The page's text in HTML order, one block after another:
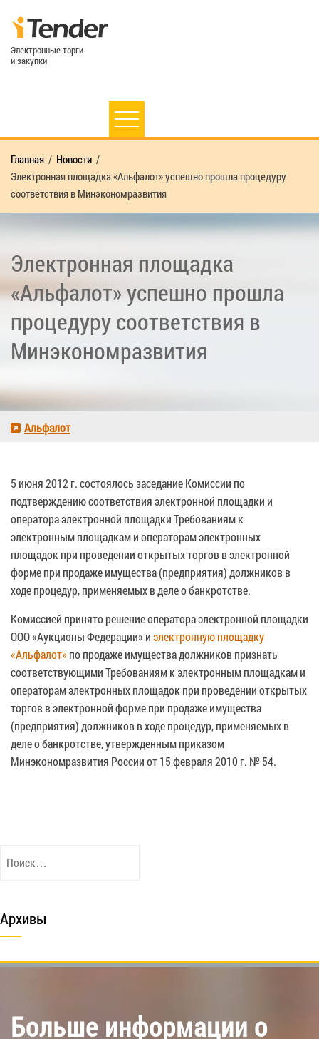
Электронные торги
и закупки
Главная
Новости
Электронная площадка «Альфалот» успешно прошла процедуру
соответствия в Минэкономразвития
Электронная площадка
«Альфалот» успешно прошла
процедуру соответствия в
Минэкономразвития
Альфалот
5 июня 2012 г. состоялось заседание Комиссии по
подтверждению соответствия электронной площадки и
оператора электронной площадки Требованиям к
электронным площадкам и операторам электронных
площадок при проведении открытых торгов в электронной
форме при продаже имущества (предприятия) должников в
ходе процедур, применяемых в деле о банкротстве.
Комиссией принято решение оператора электронной площадки
ООО «Аукционы Федерации» иэлектронную площадку
«Альфалот» по продаже имущества должников признать
соответствующими Требованиям к электронным площадкам и
операторам электронных площадок при проведении открытых
торгов в электронной форме при продаже имущества
(предприятия) должников в ходе процедур, применяемых в
деле о банкротстве, утвержденным приказом
Минэкономразвития России от 15 февраля 2010 г. № 54.
Архивы
Больше информации о